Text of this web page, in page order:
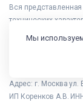
Вся
технических
возможностей
услуг, носит
является
Адрес: г. Москва ул.
ИП Коренков А.В.
Мы